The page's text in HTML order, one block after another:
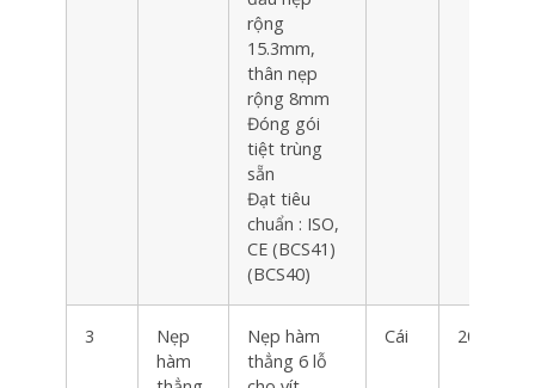
rộng
15.3mm,
thân nẹp
rộng 8mm
Đóng gói
tiệt trùng
sẵn
Đạt tiêu
chuẩn : ISO,
CE (BCS41)
(BCS40)
3
Nẹp
hàm
Nẹp hàm
thẳng 6 lỗ
Cái 20